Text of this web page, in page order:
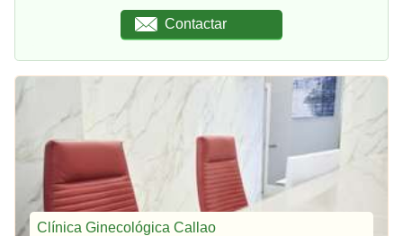
Contactar
Clínica Ginecológica Callao